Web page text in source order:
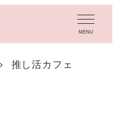
MENU
推し活カフェ